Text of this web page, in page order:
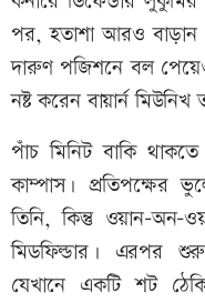
পর, হতাশা আরও বাড়ান
দারুণ পজিশনে বল
নষ্ট করেন বায়ার্ন মিউনিখ
পাঁচ মিনিট বাকি
কাম্পাস। প্রতিপক্ষের
তিনি, কিন্তু ওয়ান-অন-
মিডফিল্ডার। এরপর শুরু
যেখানে একটি শট